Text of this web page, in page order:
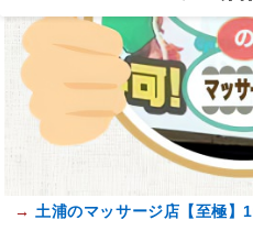
→ 土浦のマッサージ店【至極】